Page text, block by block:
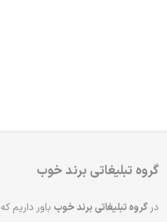
گروه تبلیغاتی برند خوب
درگروه تبلیغاتی برند خوب باور داریم که